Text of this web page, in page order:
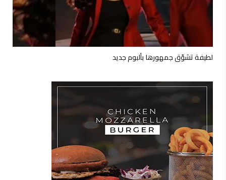
لطيفة تشوّق جمهورها بألبوم جديد